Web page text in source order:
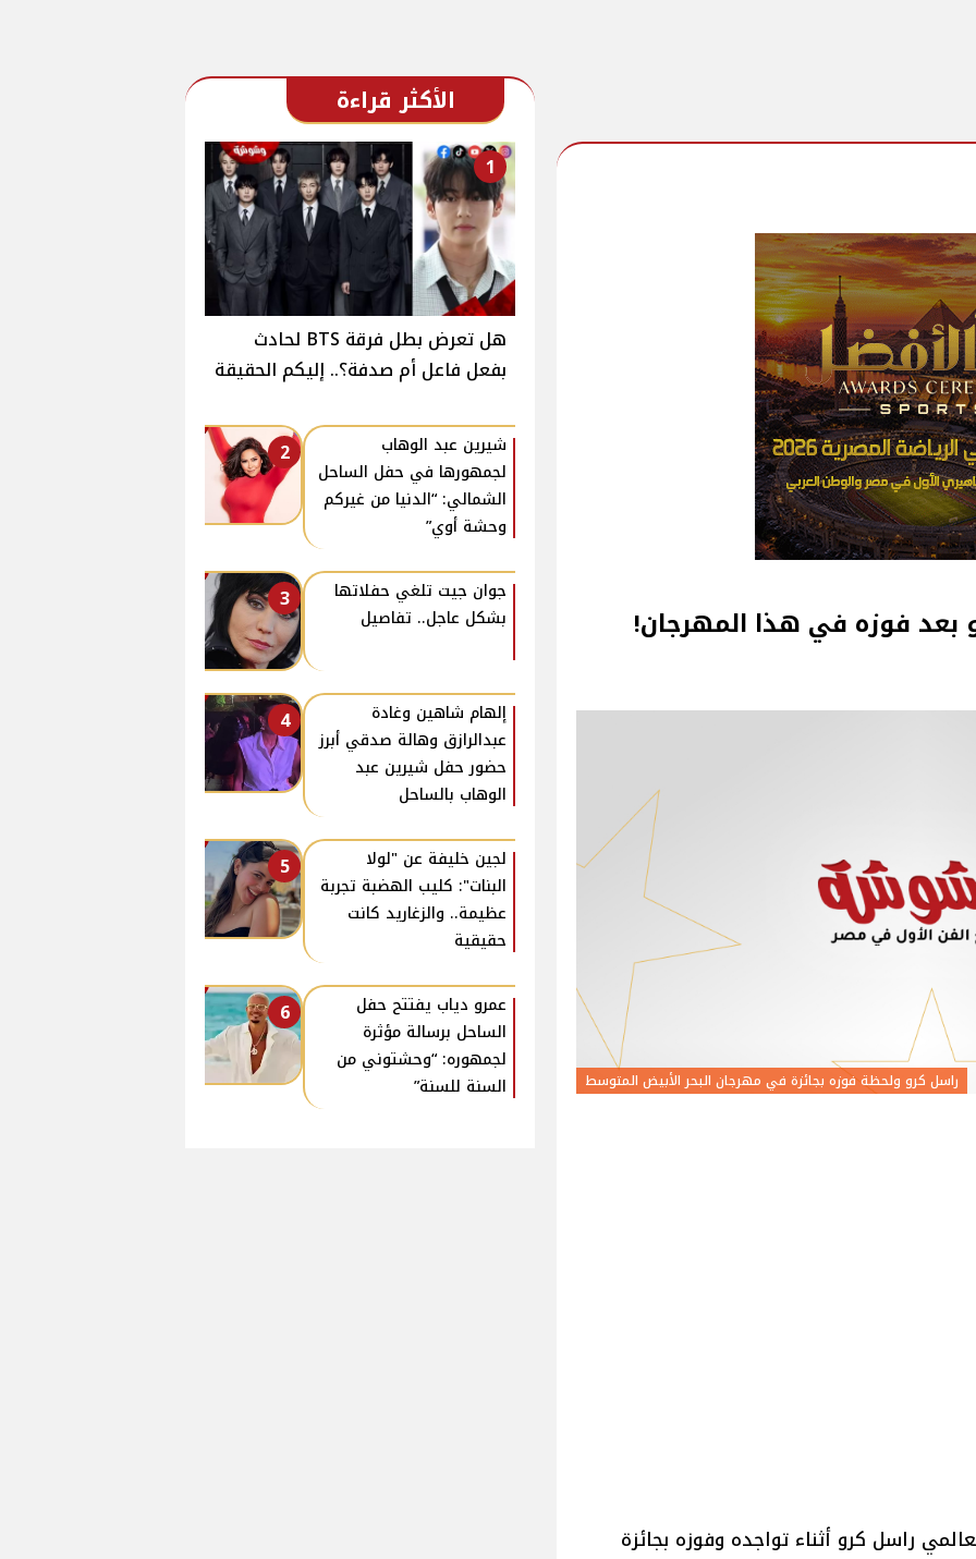
فوزه في هذا المهرجان!
راسل كرو ولحظة فوزه بجائزة في مهرجان البحر الأبيض المتوسط
راسل كرو أثناء تواجده وفوزه بجائزة
الأكثر قراءة
1
هل تعرض بطل فرقة BTS لحادث
بفعل فاعل أم صدفة؟.. إليكم الحقيقة
2
شيرين عبد الوهاب
لجمهورها في حفل الساحل
الشمالي: “الدنيا من غيركم
وحشة أوي”
3
جوان جيت تلغي حفلاتها
بشكل عاجل.. تفاصيل
4
إلهام شاهين وغادة
عبدالرازق وهالة صدقي أبرز
حضور حفل شيرين عبد
الوهاب بالساحل
5
لجين خليفة عن "لولا
البنات": كليب الهضبة تجربة
عظيمة.. والزغاريد كانت
حقيقية
6
عمرو دياب يفتتح حفل
الساحل برسالة مؤثرة
لجمهوره: “وحشتوني من
السنة للسنة”